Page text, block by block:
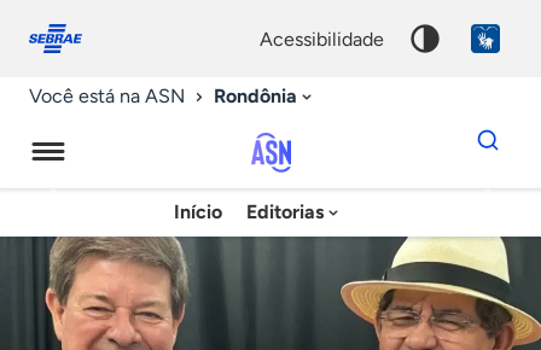
conosco
acessibilidade
Você está na ASN Rondônia
Agência
Sebrae
de
Notícias
Início Editorias
Dados
para
chave